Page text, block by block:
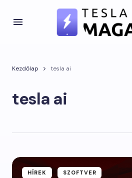
Kezdőlap tesla ai
tesla ai
HÍREK SZOFTVER